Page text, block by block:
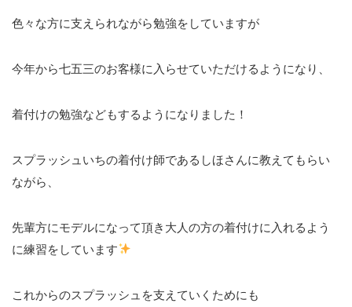
色々な方に支えられながら勉強をしていますが
今年から七五三のお客様に入らせていただけるようになり、
着付けの勉強などもするようになりました！
スプラッシュいちの着付け師であるしほさんに教えてもらい
ながら、
先輩方にモデルになって頂き大人の方の着付けに入れるよう
に練習をしています
これからのスプラッシュを支えていくためにも